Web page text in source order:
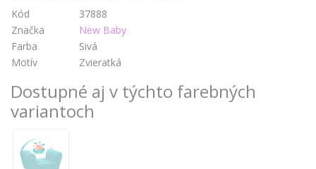
Kód
37888
Značka
New Baby
Farba
Sivá
Motív
Zvieratká
Dostupné aj v týchto farebných
variantoch